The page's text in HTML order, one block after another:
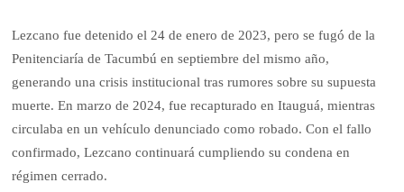
Lezcano fue detenido el 24 de enero de 2023, pero se fugó de la
Penitenciaría de Tacumbú en septiembre del mismo año,
generando una crisis institucional tras rumores sobre su supuesta
muerte. En marzo de 2024, fue recapturado en Itauguá, mientras
circulaba en un vehículo denunciado como robado. Con el fallo
confirmado, Lezcano continuará cumpliendo su condena en
régimen cerrado.